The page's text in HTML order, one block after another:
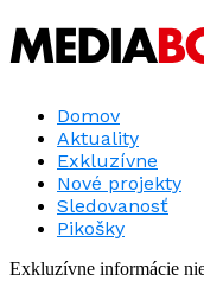
Domov
Aktuality
Exkluzívne
Nové projekty
Sledovanosť
Pikošky
Exkluzívne informácie